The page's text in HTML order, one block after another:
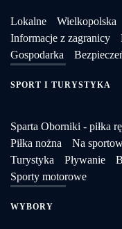
Lokalne Wielkopolska
Informacje z zagranicy
Gospodarka
SPORT I TURYSTYKA
Sparta Oborniki - piłka
Piłka nożna
Na
Turystyka
Pływanie
Sporty motorowe
WYBORY